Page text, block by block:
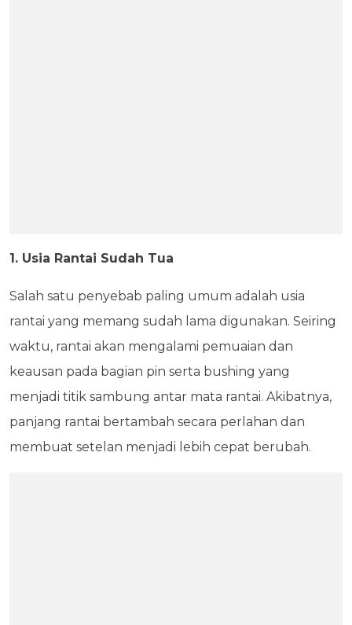
1. Usia Rantai Sudah Tua
Salah satu penyebab paling umum adalah usia
rantai yang memang sudah lama digunakan. Seiring
waktu, rantai akan mengalami pemuaian dan
keausan pada bagian pin serta bushing yang
menjadi titik sambung antar mata rantai. Akibatnya,
panjang rantai bertambah secara perlahan dan
membuat setelan menjadi lebih cepat berubah.